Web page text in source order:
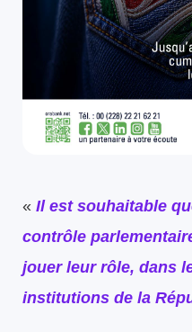
« Il est souhaitable
contrôle
jouer leur rôle, dans
institutions de la